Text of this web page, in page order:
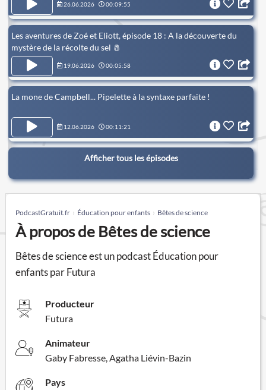
26.06.2026 00:09:55
Les aventures de Zoé et Eliott, épisode 18 : A la découverte du
mystère de la récolte du sel 🧂
19.06.2026 00:05:58
La mone de Campbell... Pipelette à la syntaxe parfaite !
12.06.2026 00:11:21
Afficher tous les épisodes
PodcastGratuit.fr Éducation pour enfants Bêtes de science
À propos de Bêtes de science
Bêtes de science est un podcast Éducation pour
enfants par Futura
Producteur
Futura
Animateur
Gaby Fabresse, Agatha Liévin-Bazin
Pays